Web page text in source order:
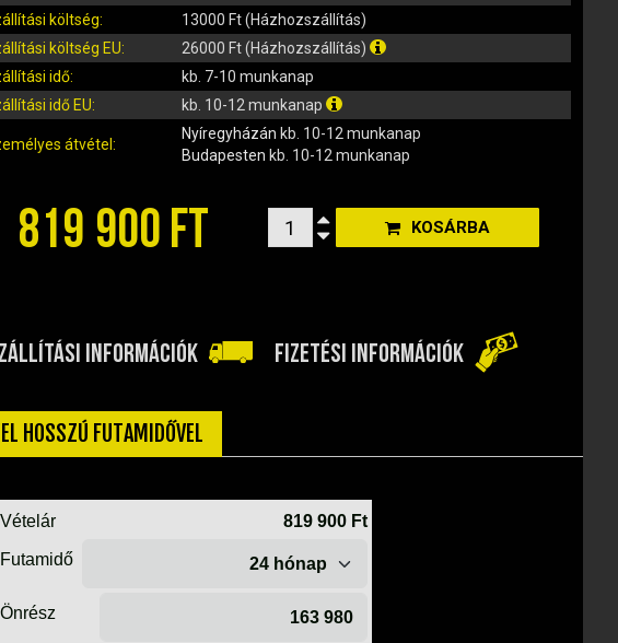
költség:
13000 Ft (Házhozszállítás)
költség EU:
26000 Ft (Házhozszállítás)
idő:
kb. 7-10 munkanap
idő EU:
kb. 10-12 munkanap
átvétel:
Nyíregyházán kb. 10-12 munkanap
Budapesten kb. 10-12 munkanap
819 900 FT KOSÁRBA
INFORMÁCIÓK FIZETÉSI INFORMÁCIÓK
HOSSZÚ FUTAMIDŐVEL